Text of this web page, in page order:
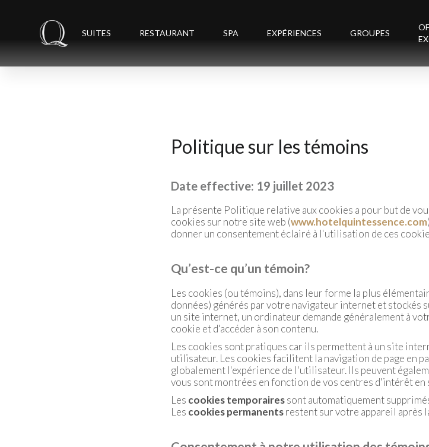
SUITES RESTAURANT SPA EXPÉRIENCES GROUPES
Politique sur les témoins
Date effective: 19 juillet 2023
La présente Politique relative aux cookies a pour but de
cookies sur notre site web (www.hotelquintessence.com
donner un consentement éclairé à l'utilisation de ces
Qu’est-ce qu’un témoin?
Les cookies (ou témoins), dans leur forme la plus
données) générés par votre navigateur internet et stockés
un site internet, un ordinateur demande généralement à
cookie et d'accéder à son contenu.
Les cookies sont pratiques car ils permettent à un site
utilisateur. Les cookies facilitent la navigation de page en
globalement l'expérience de l'utilisateur. Ils peuvent
vous sont montrées en fonction de vos centres d'intérêt
Les cookies temporairessont automatiquement
Les cookies permanentsrestent sur votre appareil après